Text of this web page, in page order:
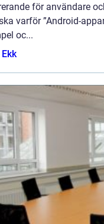
för användare
varför ”Android-
oc...